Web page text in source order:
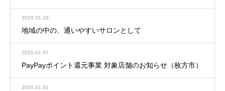
2026.01.18
地域の中の、通いやすいサロンとして
2026.01.07
PayPayポイント還元事業 対象店舗のお知らせ（枚方市）
2026.01.01